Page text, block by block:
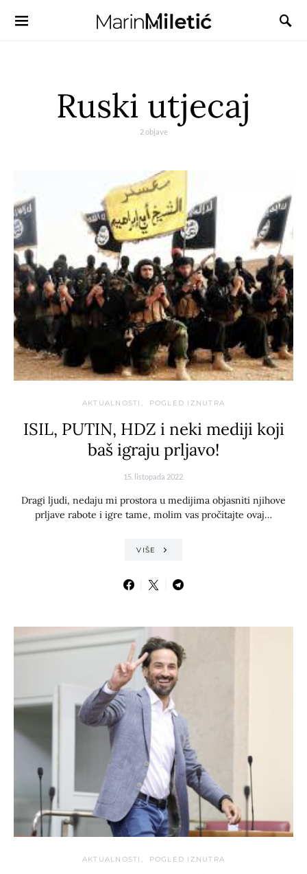
Ruski utjecaj
2 objave
AKTUALNOSTI POGLED IZNUTRA
ISIL, PUTIN, HDZ i neki mediji koji
baš igraju prljavo!
15. listopada 2022.
Dragi ljudi, nedaju mi prostora u medijima objasniti njihove
prljave rabote i igre tame, molim vas pročitajte ovaj…
VIŠE
AKTUALNOSTI POGLED IZNUTRA